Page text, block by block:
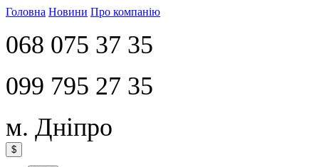
Головна Новини Про компанію
068 075 37 35
099 795 27 35
м. Дніпро
$